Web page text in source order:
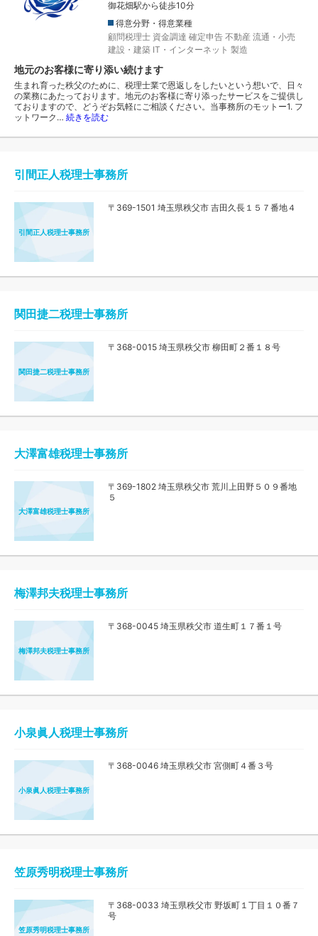
御花畑駅から徒歩10分
得意分野・得意業種
顧問税理士 資金調達 確定申告 不動産 流通・小売
建設・建築 IT・インターネット 製造
地元のお客様に寄り添い続けます
生まれ育った秩父のために、税理士業で恩返しをしたいという想いで、日々
の業務にあたっております。地元のお客様に寄り添ったサービスをご提供し
ておりますので、どうぞお気軽にご相談ください。当事務所のモットー1. フ
ットワーク… 続きを読む
引間正人税理士事務所
引間正人税理士事務所
〒369-1501 埼玉県秩父市 吉田久長１５７番地４
関田捷二税理士事務所
関田捷二税理士事務所
〒368-0015 埼玉県秩父市 柳田町２番１８号
大澤富雄税理士事務所
大澤富雄税理士事務所
〒369-1802 埼玉県秩父市 荒川上田野５０９番地
５
梅澤邦夫税理士事務所
梅澤邦夫税理士事務所
〒368-0045 埼玉県秩父市 道生町１７番１号
小泉眞人税理士事務所
小泉眞人税理士事務所
〒368-0046 埼玉県秩父市 宮側町４番３号
笠原秀明税理士事務所
笠原秀明税理士事務所
〒368-0033 埼玉県秩父市 野坂町１丁目１０番７
号